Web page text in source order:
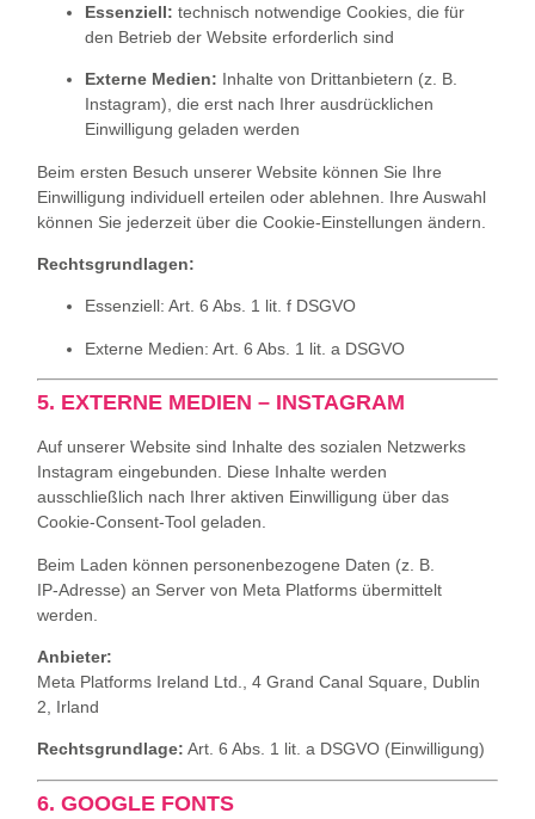
Essenziell: technisch notwendige Cookies, die für
den Betrieb der Website erforderlich sind
Externe Medien: Inhalte von Drittanbietern (z. B.
Instagram), die erst nach Ihrer ausdrücklichen
Einwilligung geladen werden
Beim ersten Besuch unserer Website können Sie Ihre
Einwilligung individuell erteilen oder ablehnen. Ihre Auswahl
können Sie jederzeit über die Cookie‑Einstellungen ändern.
Rechtsgrundlagen:
Essenziell: Art. 6 Abs. 1 lit. f DSGVO
Externe Medien: Art. 6 Abs. 1 lit. a DSGVO
5. EXTERNE MEDIEN – INSTAGRAM
Auf unserer Website sind Inhalte des sozialen Netzwerks
Instagram eingebunden. Diese Inhalte werden
ausschließlich nach Ihrer aktiven Einwilligung über das
Cookie‑Consent‑Tool geladen.
Beim Laden können personenbezogene Daten (z. B.
IP‑Adresse) an Server von Meta Platforms übermittelt
werden.
Anbieter:
Meta Platforms Ireland Ltd., 4 Grand Canal Square, Dublin
2, Irland
Rechtsgrundlage: Art. 6 Abs. 1 lit. a DSGVO (Einwilligung)
6. GOOGLE FONTS